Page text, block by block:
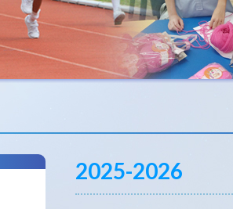
2025-2026